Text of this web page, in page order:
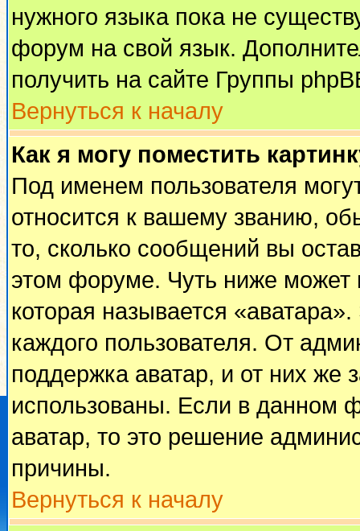
нужного языка пока не
форум на свой язык.
получить на сайте Группы
Вернуться к началу
Как я могу поместить
Под именем пользователя
относится к вашему званию,
то, сколько сообщений вы
этом форуме. Чуть ниже может
которая называется
каждого пользователя. От
поддержка аватар, и от них же
использованы. Если в данном
аватар, то это решение
причины.
Вернуться к началу